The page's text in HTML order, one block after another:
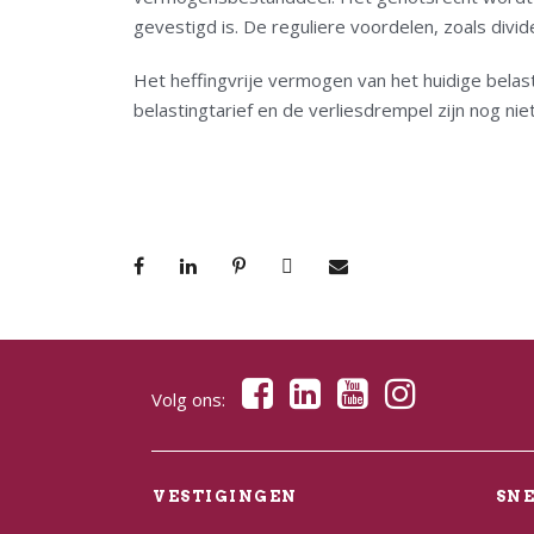
gevestigd is. De reguliere voordelen, zoals
Het heffingvrije vermogen van het huidige
belastingtarief en de verliesdrempel zijn nog
Volg ons:
VESTIGINGEN